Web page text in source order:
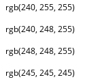
rgb(240, 255, 255)
rgb(240, 248, 255)
rgb(248, 248, 255)
rgb(245, 245, 245)